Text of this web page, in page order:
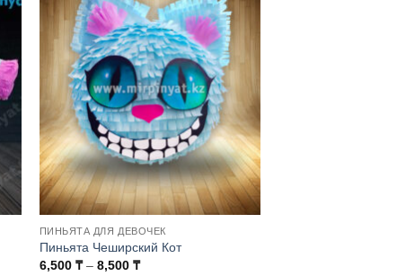
ПИНЬЯТА ДЛЯ ДЕВОЧЕК
Пиньята Чеширский Кот
6,500 ₸ – 8,500 ₸Диапазон